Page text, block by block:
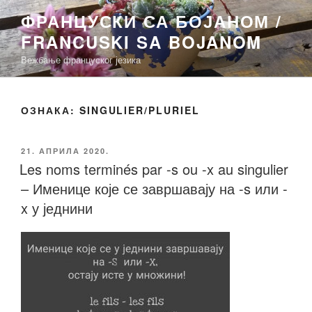
Скочи
на
садржај
ФРАНЦУСКИ СА БОЈАНОМ /
FRANCUSKI SA BOJANOM
Вежбање француског језика
ОЗНАКА: SINGULIER/PLURIEL
ОБЈАВЉЕНО
21. АПРИЛА 2020.
Les noms terminés par -s ou -x au singulier
– Именице које се завршавају на -s или -
x у једнини